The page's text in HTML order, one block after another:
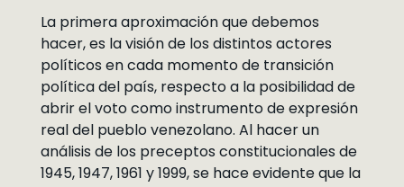
La primera aproximación que debemos
hacer, es la visión de los distintos actores
políticos en cada momento de transición
política del país, respecto a la posibilidad de
abrir el voto como instrumento de expresión
real del pueblo venezolano. Al hacer un
análisis de los preceptos constitucionales de
1945, 1947, 1961 y 1999, se hace evidente que la